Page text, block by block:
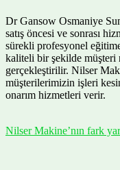
Dr Gansow Osmaniye
satış öncesi ve sonrası
sürekli profesyonel
kaliteli bir şekilde
gerçekleştirilir. Nilser
müşterilerimizin işleri
onarım hizmetleri verir.
Nilser Makine’nın fark